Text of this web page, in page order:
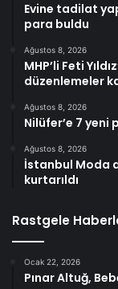
Evine tadilat
para buldu
Ağustos 8, 2026
MHP’li Feti
düzenlemeler
Ağustos 8, 2026
Nilüfer’e 7 yeni
Ağustos 8, 2026
İstanbul Moda
kurtarıldı
Rastgele
Ocak 22, 2026
Pınar Altuğ,